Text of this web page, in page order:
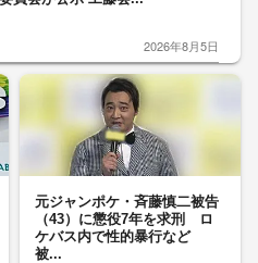
2026年8月5日
元ジャンポケ・斉藤慎二被告
（43）に懲役7年を求刑 ロ
ケバス内で性的暴行など
被...